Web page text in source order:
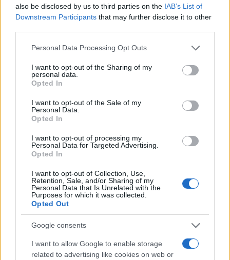
also be disclosed by us to third parties on the IAB’s List of
Downstream Participants that may further disclose it to other
Please note that this website/app uses one or more Google
not limited to your visit or usage behaviour. You may click to
grant or deny consent to Google and its third-party tags to
use your data for below specified purposes in below Google
consent section.
Personal Data Processing Opt Outs
I want to opt-out of the Sharing of my
personal data.
Opted In
I want to opt-out of the Sale of my
Personal Data.
Opted In
I want to opt-out of processing my
Personal Data for Targeted Advertising.
Opted In
I want to opt-out of Collection, Use,
Retention, Sale, and/or Sharing of my
Personal Data that Is Unrelated with the
Purposes for which it was collected.
Opted Out
Google consents
I want to allow Google to enable storage
related to advertising like cookies on web or
Continua a leggere